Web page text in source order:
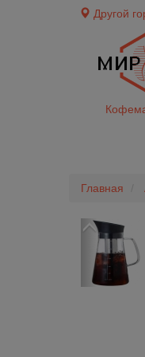
Другой
Главная